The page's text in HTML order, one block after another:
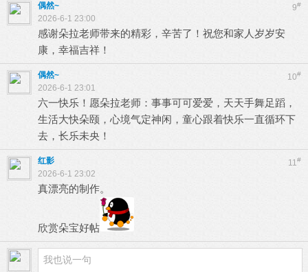
9#
偶然~
2026-6-1 23:00
感谢朵拉老师带来的精彩，辛苦了！祝您和家人岁岁安
康，幸福吉祥！
10#
偶然~
2026-6-1 23:01
六一快乐！愿朵拉老师：事事可可爱爱，天天手舞足蹈，
生活大快朵颐，心境气定神闲，童心跟着快乐一直循环下
去，长乐未央！
11#
红影
2026-6-1 23:02
真漂亮的制作。
欣赏朵宝好帖